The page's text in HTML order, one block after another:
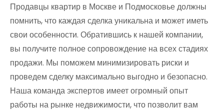
Продавцы квартир в Москве и Подмосковье должны
помнить, что каждая сделка уникальна и может иметь
свои особенности. Обратившись к нашей компании,
вы получите полное сопровождение на всех стадиях
продажи. Мы поможем минимизировать риски и
проведем сделку максимально выгодно и безопасно.
Наша команда экспертов имеет огромный опыт
работы на рынке недвижимости, что позволит вам